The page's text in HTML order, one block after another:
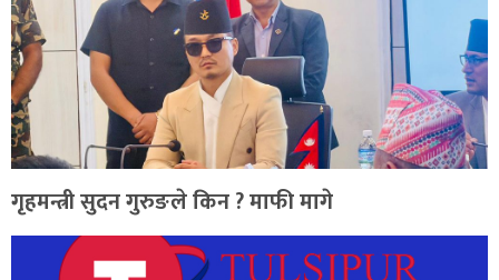
गृहमन्त्री सुदन गुरुङले किन ? माफी मागे